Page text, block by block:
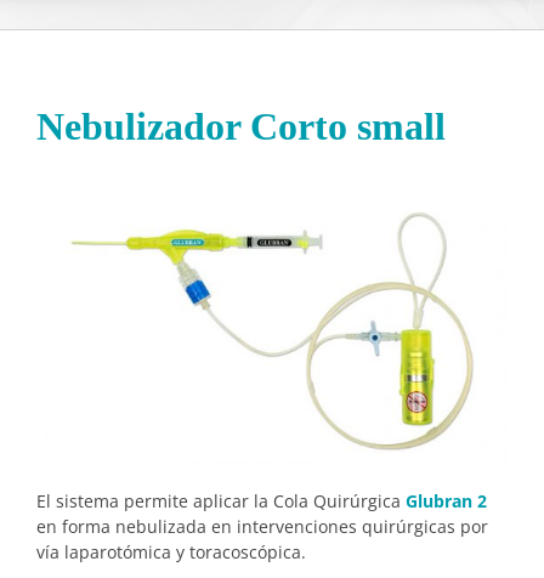
Nebulizador Corto small
El sistema permite aplicar la Cola Quirúrgica Glubran 2
en forma nebulizada en intervenciones quirúrgicas por
vía laparotómica y toracoscópica.